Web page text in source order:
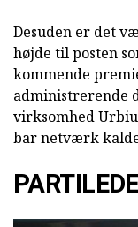
Desuden er det
højde til posten
kommende
administrerende
virksomhed
bar netværk